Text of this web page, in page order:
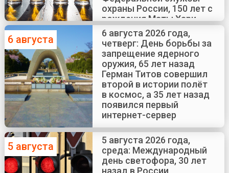
охраны России, 150 лет с
рождения Маты Хари
6 августа
6 августа 2026 года,
четверг: День борьбы за
запрещение ядерного
оружия, 65 лет назад
Герман Титов совершил
второй в истории полёт
в космос, а 35 лет назад
появился первый
интернет-сервер
5 августа
5 августа 2026 года,
среда: Международный
день светофора, 30 лет
назад в России